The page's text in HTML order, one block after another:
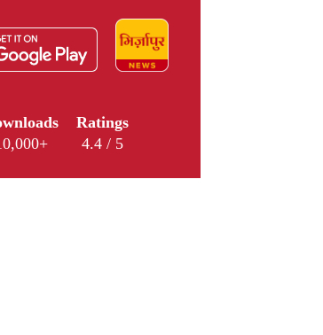
Ratings
4.4 / 5